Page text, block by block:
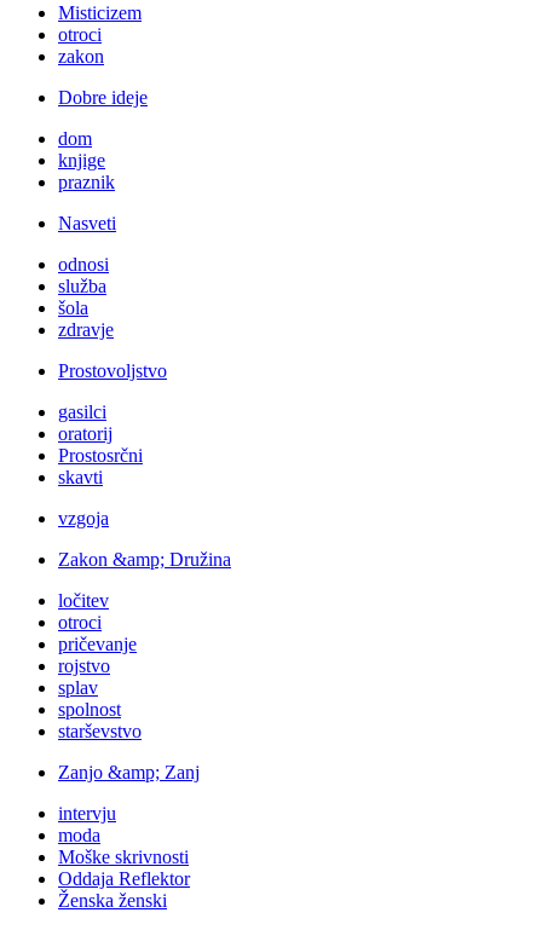
Misticizem
otroci
zakon
Dobre ideje
dom
knjige
praznik
Nasveti
odnosi
služba
šola
zdravje
Prostovoljstvo
gasilci
oratorij
Prostosrčni
skavti
vzgoja
Zakon &amp; Družina
ločitev
otroci
pričevanje
rojstvo
splav
spolnost
starševstvo
Zanjo &amp; Zanj
intervju
moda
Moške skrivnosti
Oddaja Reflektor
Ženska ženski